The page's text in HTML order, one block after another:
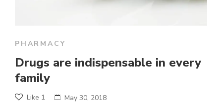
PHARMACY
Drugs are indispensable in every
family
Like 1 May 30, 2018